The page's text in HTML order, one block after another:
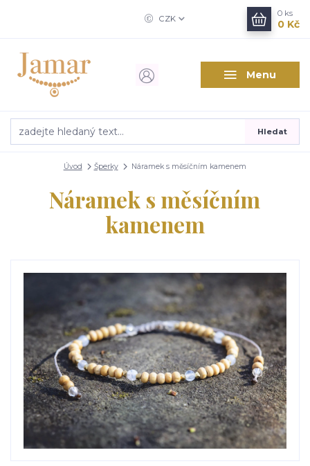
Menu
CZK
Hledat
0 ks
0 Kč
Úvod Šperky Náramek s měsíčním kamenem
Náramek s měsíčním
kamenem